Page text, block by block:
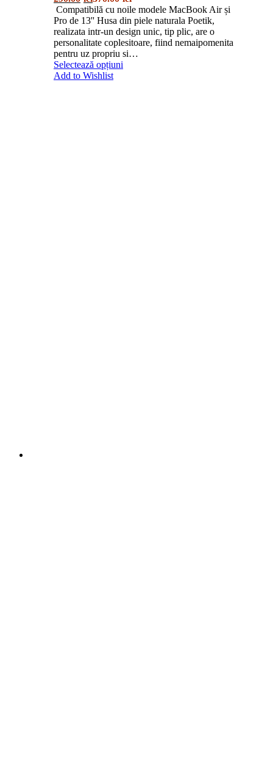
Compatibilă cu noile modele MacBook Air și
Pro de 13'' Husa din piele naturala Poetik,
realizata intr-un design unic, tip plic, are o
personalitate coplesitoare, fiind nemaipomenita
pentru uz propriu si…
Selectează opțiuni
Add to Wishlist